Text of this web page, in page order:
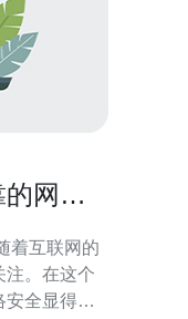
网络
注。在这个
安全显得尤